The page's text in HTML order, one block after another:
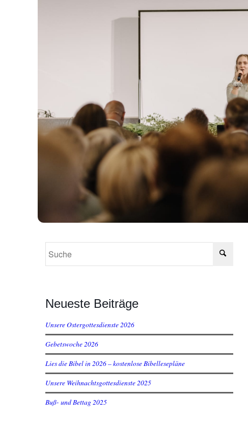
Neueste Beiträge
Unsere Ostergottesdienste 2026
Gebetswoche 2026
Lies die Bibel in 2026 – kostenlose Bibellesepläne
Unsere Weihnachtsgottesdienste 2025
Buß- und Bettag 2025